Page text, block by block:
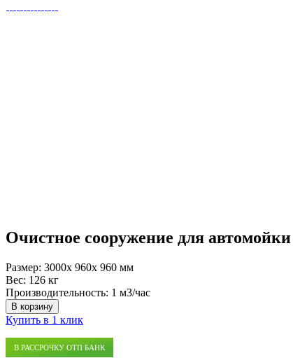
Очистное сооружение для
Размер: 3000x 960x 960 мм
Вес: 126 кг
Производительность: 1 м3/час
В корзину
Купить в 1 клик
В РАССРОЧКУ ОТП БАНК